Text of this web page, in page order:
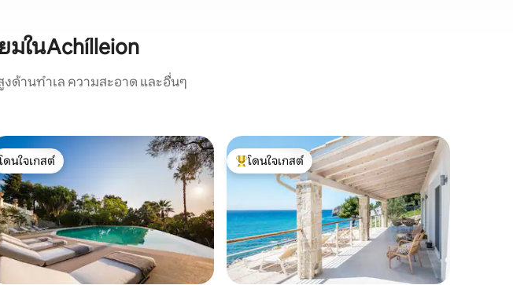
ในAchílleion
ด้านทำเล ความสะอาด และอื่นๆ
โดนใจเกสต์
โดนใจเกสต์
โดนใจเกสต์ที่สุด
โดนใจเกสต์